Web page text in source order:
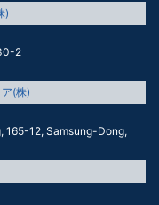
)
2
(株)
165-12, Samsung-Dong,